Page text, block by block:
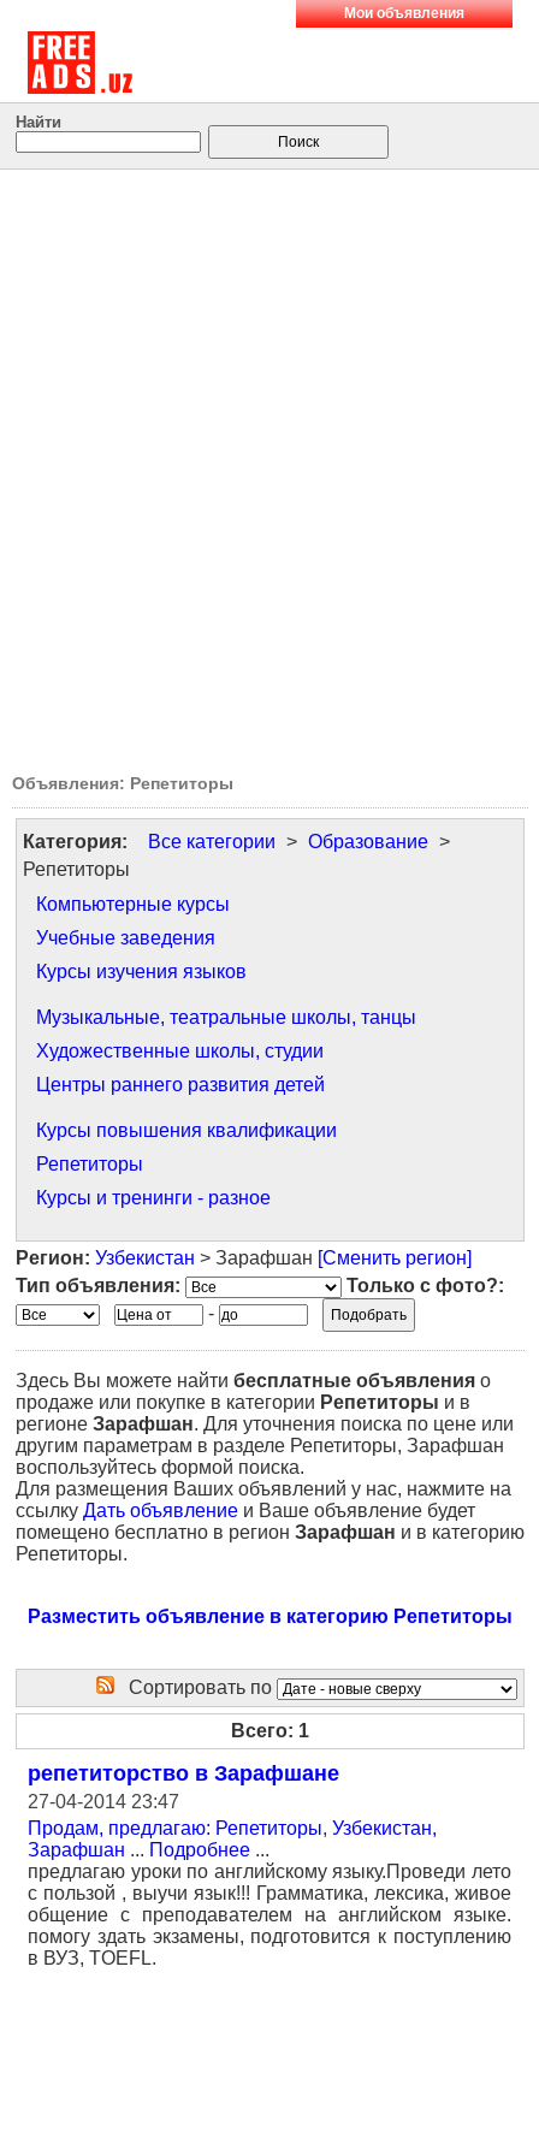
Мои объявления
Найти
Объявления: Репетиторы
Категория: Все категории > Образование >
Репетиторы
Компьютерные курсы
Учебные заведения
Курсы изучения языков
Музыкальные, театральные школы, танцы
Художественные школы, студии
Центры раннего развития детей
Курсы повышения квалификации
Репетиторы
Курсы и тренинги - разное
Регион: Узбекистан > Зарафшан [Сменить регион]
Тип объявления:
Только с фото?:
-
Здесь Вы можете найти бесплатные объявления о
продаже или покупке в категории Репетиторы и в
регионе Зарафшан. Для уточнения поиска по цене или
другим параметрам в разделе Репетиторы, Зарафшан
воспользуйтесь формой поиска.
Для размещения Ваших объявлений у нас, нажмите на
ссылку Дать объявление и Ваше объявление будет
помещено бесплатно в регион Зарафшан и в категорию
Репетиторы.
Разместить объявление в категорию Репетиторы
Сортировать по
Всего: 1
репетиторство в Зарафшане
27-04-2014 23:47
Продам, предлагаю: Репетиторы, Узбекистан,
Зарафшан ... Подробнее ...
предлагаю уроки по английскому языку.Проведи лето
с пользой , выучи язык!!! Грамматика, лексика, живое
общение с преподавателем на английском языке.
помогу здать экзамены, подготовится к поступлению
в ВУЗ, TOEFL.